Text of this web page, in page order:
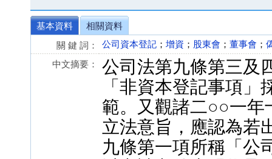
基本資料
相關資料
關 鍵 詞：
公司資本登記 ； 增資 ； 股東會 ； 董事會 ；
中文摘要：
公司法第九條第三及
「非資本登記事項
範。又觀諸二○○一年
立法意旨，應認為若
九條第一項所稱「公